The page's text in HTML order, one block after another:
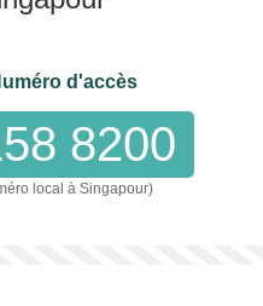
d'accès
8200
local à Singapour)